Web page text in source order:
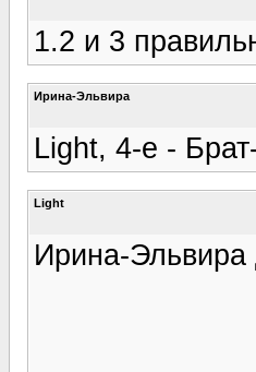
1.2 и 3
Ирина-Эльвира
Light, 4-е -
Light
Ирина-Эльвира